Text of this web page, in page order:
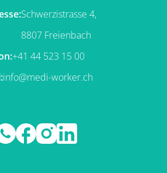
Schwerzistrasse 4,
8807 Freienbach
+41 44 523 15 00
info@medi-worker.ch